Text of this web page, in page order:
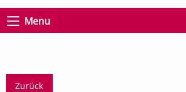
Menu
Zurück